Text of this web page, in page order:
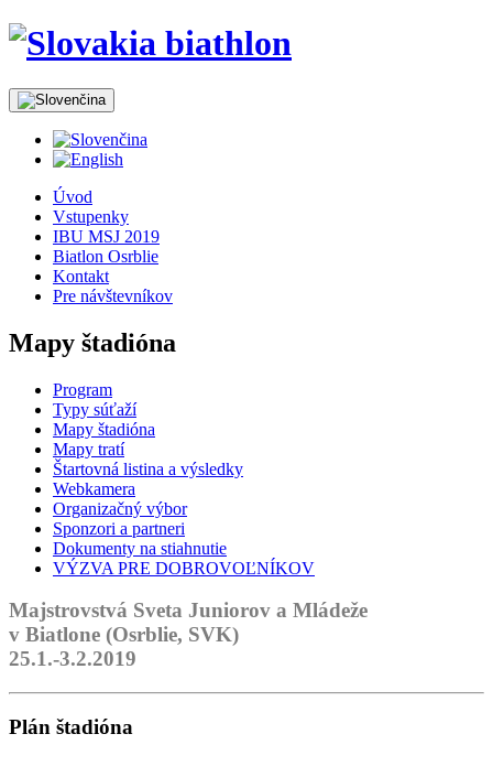
Úvod
Vstupenky
IBU MSJ 2019
Biatlon Osrblie
Kontakt
Pre návštevníkov
Mapy štadióna
Program
Typy súťaží
Mapy štadióna
Mapy tratí
Štartovná listina a výsledky
Webkamera
Organizačný výbor
Sponzori a partneri
Dokumenty na stiahnutie
VÝZVA PRE DOBROVOĽNÍKOV
Majstrovstvá Sveta Juniorov a Mládeže
v Biatlone (Osrblie, SVK)
25.1.-3.2.2019
Plán štadióna